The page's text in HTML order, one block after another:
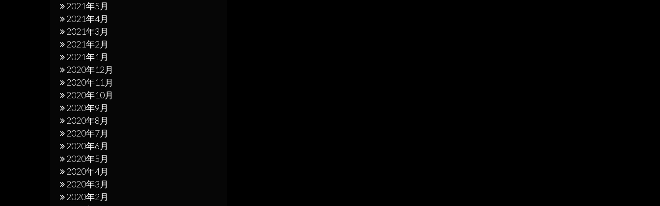
2021年5月
2021年4月
2021年3月
2021年2月
2021年1月
2020年12月
2020年11月
2020年10月
2020年9月
2020年8月
2020年7月
2020年6月
2020年5月
2020年4月
2020年3月
2020年2月